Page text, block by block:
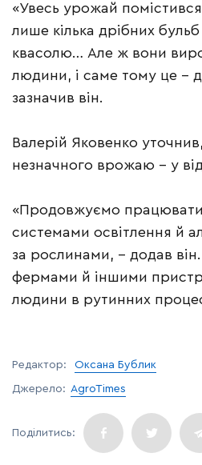
«Увесь урожай
лише кілька дрібних
квасолю… Але ж вони
людини, і саме тому це –
зазначив він.
Валерій Яковенко
незначного врожаю – у
«Продовжуємо
системами освітлення й
за рослинами, – додав
фермами й іншими
людини в рутинних
Редактор: Оксана Бублик
Джерело: AgroTimes